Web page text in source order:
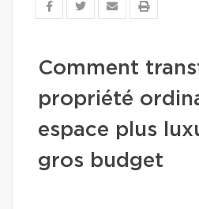
Comment
propriété
espace plus
gros budget